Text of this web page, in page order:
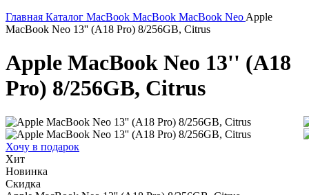
Главная Каталог MacBook MacBook MacBook Neo Apple
MacBook Neo 13'' (A18 Pro) 8/256GB, Citrus
Apple MacBook Neo 13'' (A18
Pro) 8/256GB, Citrus
Хочу в подарок
Хит
Новинка
Скидка